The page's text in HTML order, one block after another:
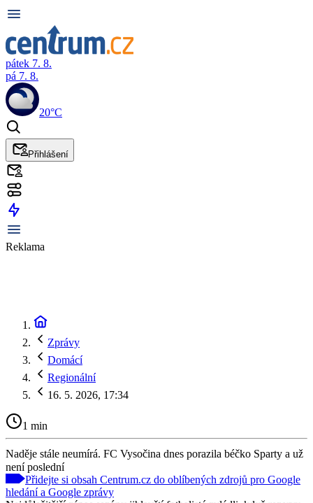
pátek 7. 8.
pá 7. 8.
20°C
Přihlášení
Reklama
Zprávy
Domácí
Regionální
16. 5. 2026, 17:34
1 min
Naděje stále neumírá. FC Vysočina dnes porazila béčko Sparty a už
není poslední
Přidejte si obsah Centrum.cz do oblíbených zdrojů pro Google
hledání a Google zprávy